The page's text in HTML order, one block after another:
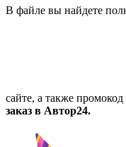
В файле вы найдете
сайте, а также промокод
заказ в Автор24.